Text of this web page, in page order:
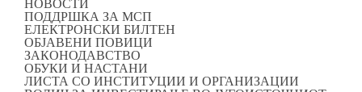
НОВОСТИ
ПОДДРШКА ЗА МСП
ЕЛЕКТРОНСКИ БИЛТЕН
ОБЈАВЕНИ ПОВИЦИ
ЗАКОНОДАВСТВО
ОБУКИ И НАСТАНИ
ЛИСТА СО ИНСТИТУЦИИ И ОРГАНИЗАЦИИ
ПРЕДНОСТИ ЗА
ИНВЕСТИРАЊЕ
Категорија:ЈУГОИСТОЧЕН РЕГИОН